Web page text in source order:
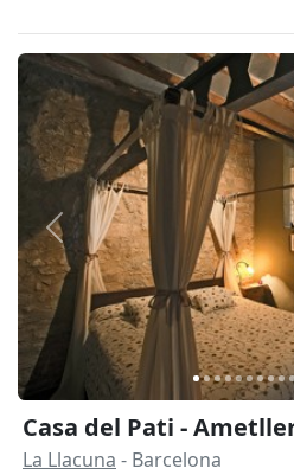
Anterior
Casa del Pati -
La Llacuna - Barcelona